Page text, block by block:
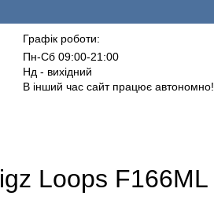
Графік роботи:
Пн-Сб 09:00-21:00
Нд - вихідний
В інший час сайт працює автономно!
Loops F166ML